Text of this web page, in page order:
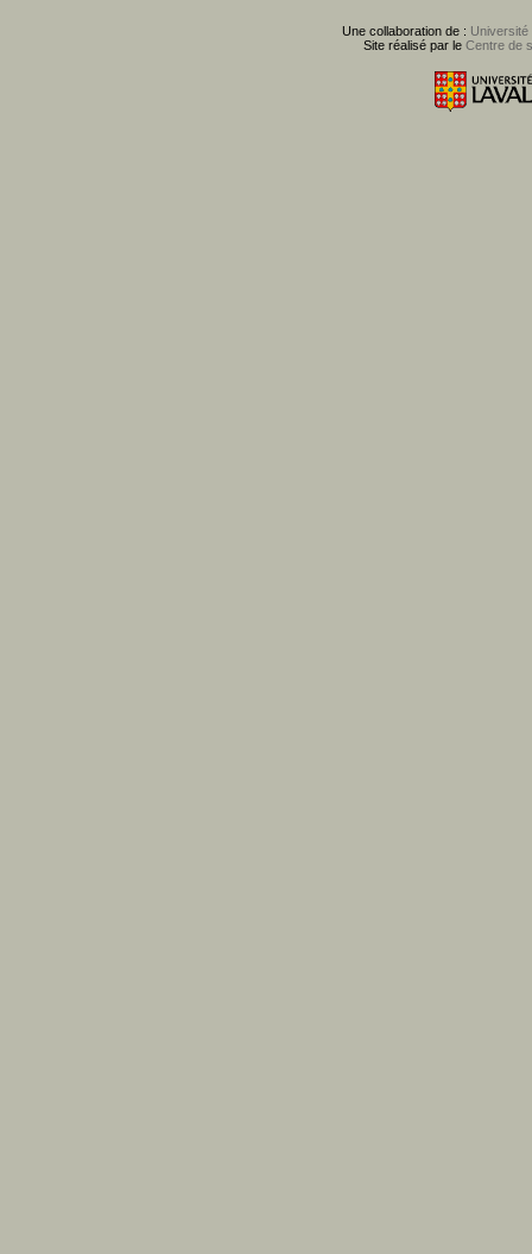
Une collaboration de : Université
Site réalisé par le Centre de